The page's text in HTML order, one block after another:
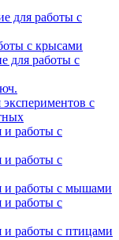
для работы с
с крысами
для работы с
с
и работы с
и работы с
и работы с мышами
и работы с
и работы с птицами